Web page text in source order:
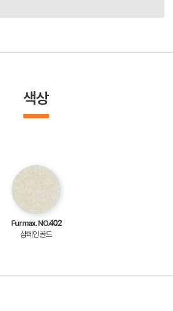
색상
Furmax. NO.402
샴페인 골드